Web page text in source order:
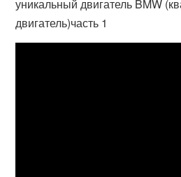
уникальный двигатель BMW
двигатель)часть 1